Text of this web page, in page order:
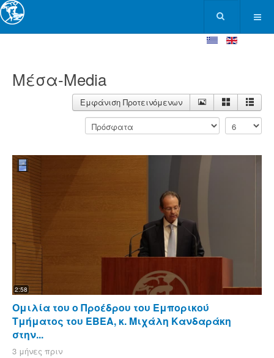
Μέσα-Media
Εμφάνιση Προτεινόμενων
2:58
Ομιλία του ο Προέδρου του Εμπορικού
Τμήματος του ΕΒΕΑ, κ. Μιχάλη Κανδαράκη
στην...
3 μήνες πριν